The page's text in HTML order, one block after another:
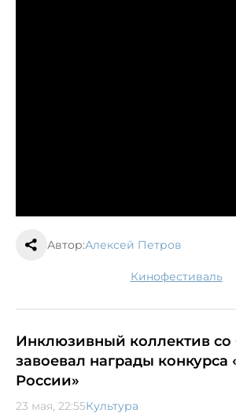
Автор:Алексей Петров
кинофестиваль
Инклюзивный коллектив со
завоевал награды
России»
23 мая, 22:55Культура